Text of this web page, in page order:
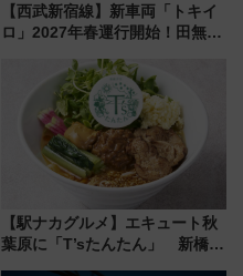
【西武新宿線】新車両「トキイ
ロ」2027年春運行開始！田無・
「第2弾」も
【駅ナカグルメ】エキュート秋
葉原に「T’sたんたん」 新橋に